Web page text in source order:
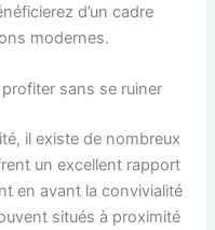
d’un cadre
modernes.
sans se ruiner
il existe de nombreux
un excellent rapport
en avant la convivialité
situés à proximité